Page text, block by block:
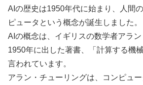
AIの歴史は1950年代に始まり、人間
ピュータという概念が誕生しました。
AIの概念は、イギリスの数学者アラ
1950年に出した著書、「計算する機
言われています。
アラン・チューリングは、コンピュ